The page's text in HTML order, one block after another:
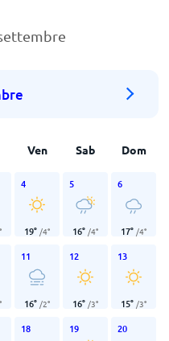
Ven Sab Dom
°
4
19° /4°
5
16° /4°
6
17° /4°
°
11
16° /2°
12
16° /3°
13
15° /3°
18 19 20